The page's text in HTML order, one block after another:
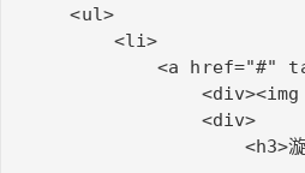
    <ul>
        <li>
<a href="#"
                <div>
<h3>